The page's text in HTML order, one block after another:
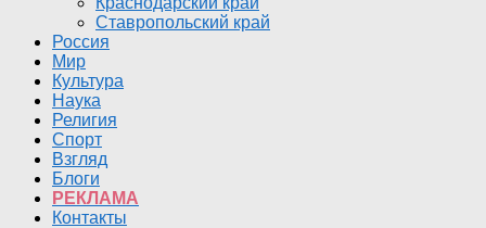
Ставропольский край
Россия
Мир
Культура
Наука
Религия
Спорт
Взгляд
Блоги
РЕКЛАМА
Контакты